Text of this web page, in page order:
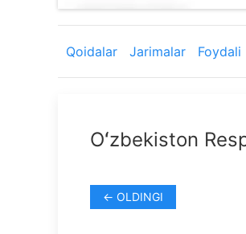
Qoidalar Jarimalar Foydali
Oʻzbekiston
← OLDINGI